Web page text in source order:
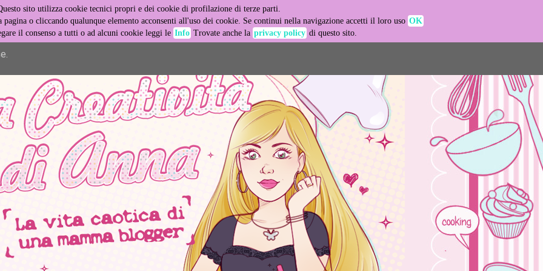
sito utilizza cookie tecnici propri e dei cookie di profilazione di terze parti.
pagina o cliccando qualunque elemento acconsenti all'uso dei cookie. Se continui nella navigazione accetti il loro uso OK
il consenso a tutti o ad alcuni cookie leggi le Info Trovate anche la privacy policy di questo sito.
its services and to analyze traffic. Your IP address and user-agent
and security metrics to ensure quality of service, generate usage
LEARN MORE